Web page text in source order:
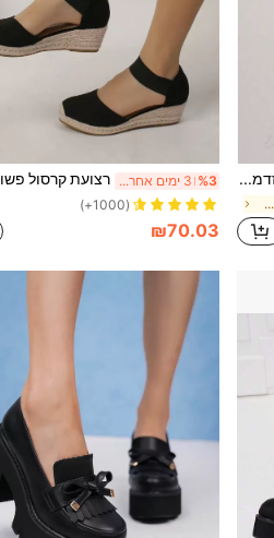
סנדלי חבל נופש מזדמנים נושמים לנשימה מרובת צבעים אופנת נשים
ב סרט פרפר נעלי פלטפורמה לנשים
%3 3 ימים אחרונים
(1000+)
₪70.03